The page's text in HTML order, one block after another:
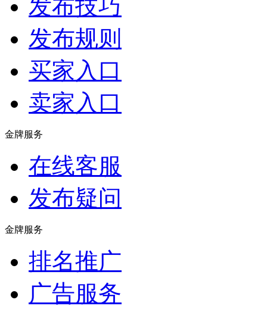
发布技巧
发布规则
买家入口
卖家入口
金牌服务
在线客服
发布疑问
金牌服务
排名推广
广告服务